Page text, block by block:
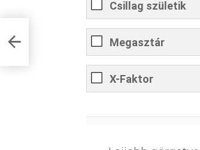
Csillag születik
Megasztár
X-Faktor